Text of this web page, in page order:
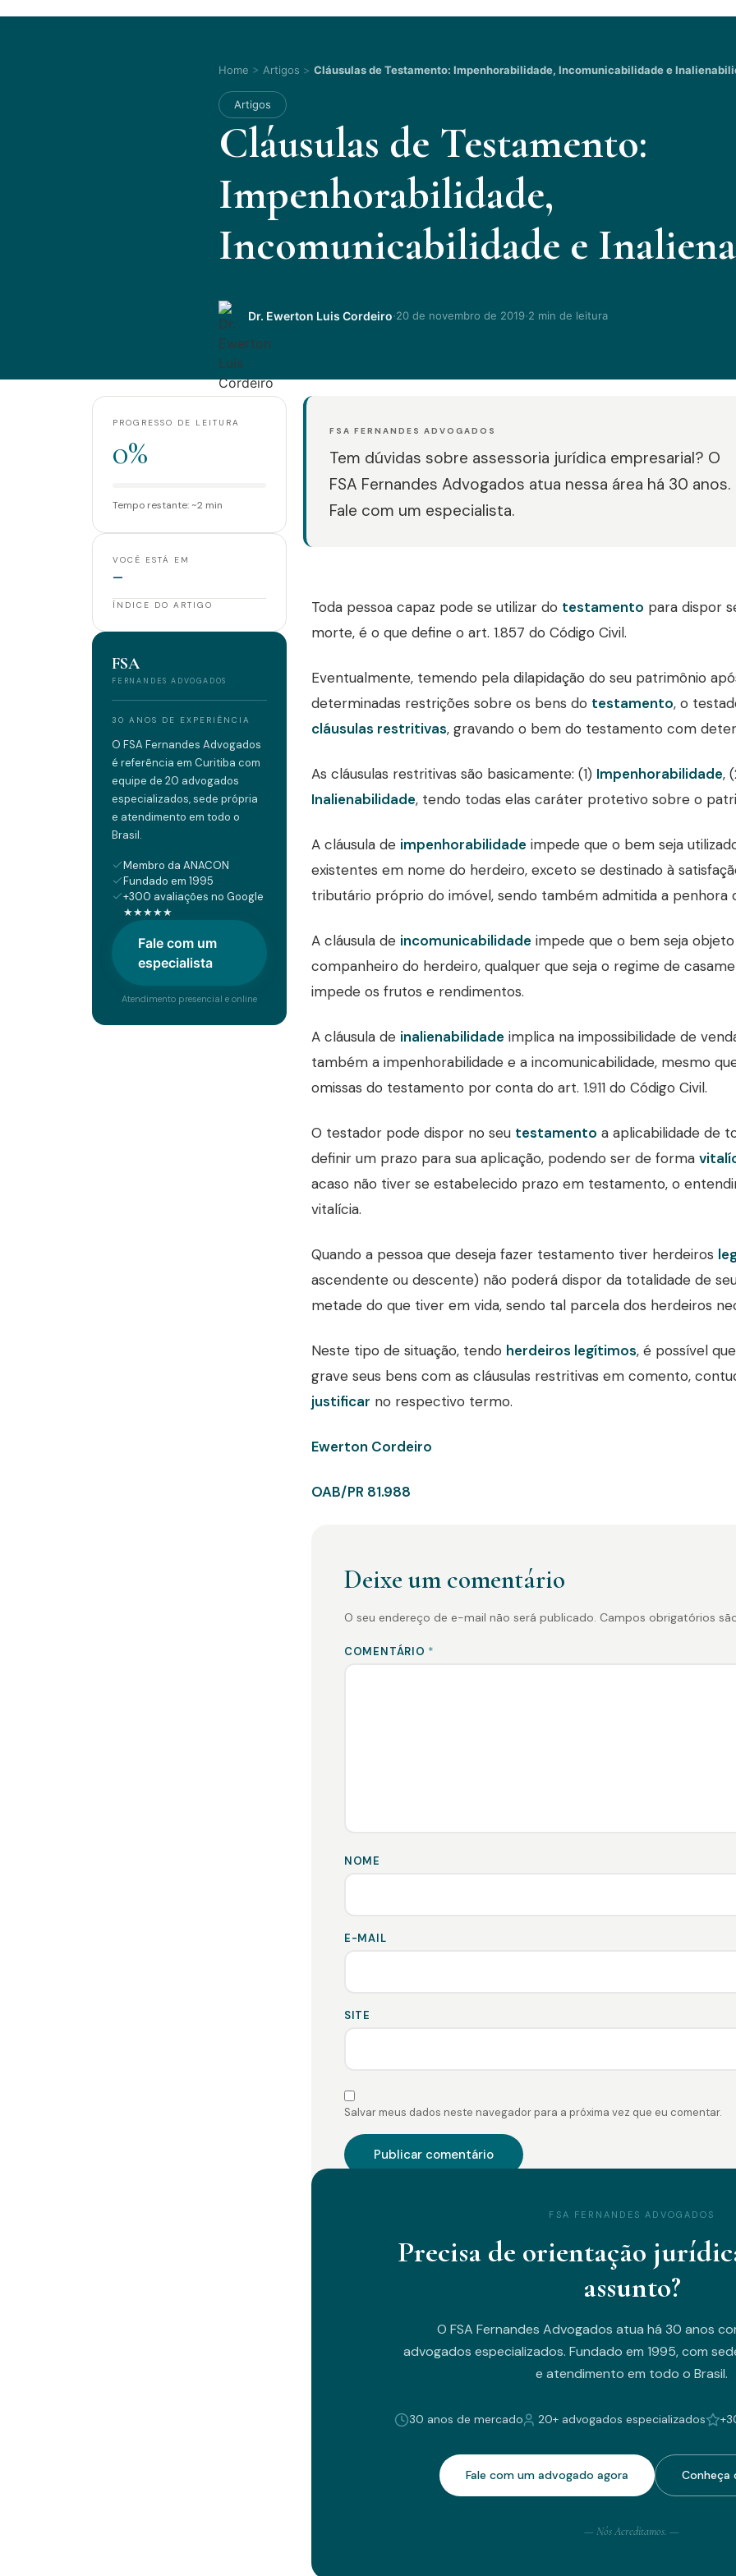
Home > Artigos > Cláusulas de Testamento: Impenhorabilidade, Incomunicabilidade e
Artigos
Cláusulas de Testamento:
Impenhorabilidade,
Incomunicabilidade e
Dr. Ewerton Luis Cordeiro·20 de novembro de 2019·2 min de leitura
PROGRESSO DE LEITURA
0%
Tempo restante: ~2 min
VOCÊ ESTÁ EM
—
ÍNDICE DO ARTIGO
FSA
FERNANDES ADVOGADOS
30 ANOS DE EXPERIÊNCIA
O FSA Fernandes Advogados
é referência em Curitiba com
equipe de 20 advogados
especializados, sede própria
e atendimento em todo o
Brasil.
Membro da ANACON
Fundado em 1995
+300 avaliações no Google
★★★★★
Fale com um
especialista
Atendimento presencial e online
FSA FERNANDES ADVOGADOS
Tem dúvidas sobre assessoria jurídica empresarial? O
FSA Fernandes Advogados atua nessa área há 30 anos.
Fale com um especialista.
Toda pessoa capaz pode se utilizar do testamento para dispor
morte, é o que define o art. 1.857 do Código Civil.
Eventualmente, temendo pela dilapidação do seu patrimônio
determinadas restrições sobre os bens do testamento, o
cláusulas restritivas, gravando o bem do testamento com
As cláusulas restritivas são basicamente: (1) Impenhorabilidade,
Inalienabilidade, tendo todas elas caráter protetivo sobre o
A cláusula de impenhorabilidade impede que o bem seja
existentes em nome do herdeiro, exceto se destinado à
tributário próprio do imóvel, sendo também admitida a penhora
A cláusula de incomunicabilidade impede que o bem seja
companheiro do herdeiro, qualquer que seja o regime de
impede os frutos e rendimentos.
A cláusula de inalienabilidade implica na impossibilidade de
também a impenhorabilidade e a incomunicabilidade, mesmo
omissas do testamento por conta do art. 1.911 do Código Civil.
O testador pode dispor no seu testamento a aplicabilidade de
definir um prazo para sua aplicação, podendo ser de forma
acaso não tiver se estabelecido prazo em testamento, o
vitalícia.
Quando a pessoa que deseja fazer testamento tiver herdeiros
ascendente ou descente) não poderá dispor da totalidade de
metade do que tiver em vida, sendo tal parcela dos herdeiros
Neste tipo de situação, tendo herdeiros legítimos, é possível
grave seus bens com as cláusulas restritivas em comento,
justificar no respectivo termo.
Ewerton Cordeiro
OAB/PR 81.988
Deixe um comentário
O seu endereço de e-mail não será publicado. Campos obrigatórios
COMENTÁRIO *
NOME
E-MAIL
SITE
Salvar meus dados neste navegador para a próxima vez que eu comentar.
FSA FERNANDES ADVOGADOS
Precisa de orientação
assunto?
O FSA Fernandes Advogados atua há 30 anos
advogados especializados. Fundado em 1995, com
e atendimento em todo o Brasil.
30 anos de mercado 20+ advogados especializados
Fale com um advogado agora Conheça
— Nós Acreditamos. —